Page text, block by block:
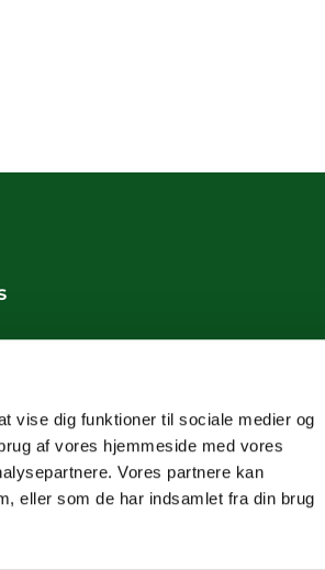
vise dig funktioner til sociale medier og
af vores hjemmeside med vores
Vores partnere kan
eller som de har indsamlet fra din brug